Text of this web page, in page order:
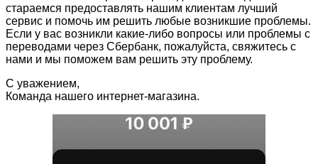
стараемся предоставлять нашим клиентам лучший
сервис и помочь им решить любые возникшие проблемы.
Если у вас возникли какие-либо вопросы или проблемы с
переводами через Сбербанк, пожалуйста, свяжитесь с
нами и мы поможем вам решить эту проблему.
С уважением,
Команда нашего интернет-магазина.